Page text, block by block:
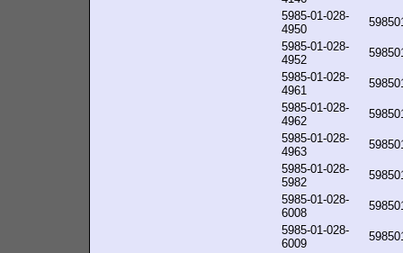
5985-01-028-
4950
5985-01-028-
4952
5985-01-028-
4961
5985-01-028-
4962
5985-01-028-
4963
5985-01-028-
5982
5985-01-028-
6008
5985-01-028-
6009